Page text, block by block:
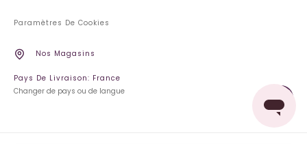
Paramètres De Cookies
Nos Magasins
Pays De Livraison: France
Changer de pays ou de langue